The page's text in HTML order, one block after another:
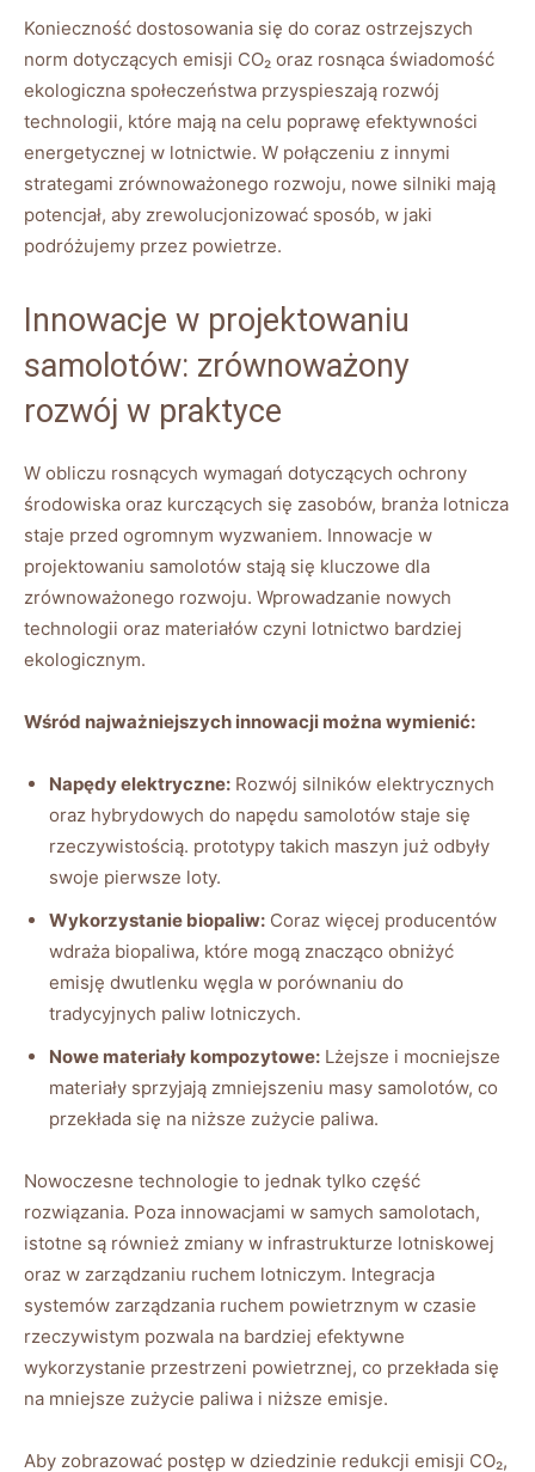
Konieczność dostosowania się‌ do coraz ostrzejszych
norm dotyczących ‌emisji CO₂ oraz rosnąca świadomość
ekologiczna społeczeństwa przyspieszają rozwój
technologii, które mają na celu poprawę efektywności
energetycznej w lotnictwie. W połączeniu z ⁢innymi
strategami zrównoważonego rozwoju, ​nowe ‍silniki ⁤mają
potencjał, aby zrewolucjonizować sposób, w jaki
podróżujemy przez powietrze.
Innowacje‍ w⁣ projektowaniu
samolotów: zrównoważony⁣
rozwój⁤ w praktyce
W obliczu‌ rosnących wymagań dotyczących ochrony
środowiska oraz ⁣kurczących się⁤ zasobów, branża ⁢lotnicza
‌staje przed ogromnym wyzwaniem. ⁢Innowacje w
projektowaniu samolotów stają się ⁣kluczowe dla
zrównoważonego rozwoju. Wprowadzanie nowych
technologii oraz materiałów czyni ⁤lotnictwo bardziej
ekologicznym.
Wśród najważniejszych​ innowacji można wymienić:
Napędy elektryczne: Rozwój silników elektrycznych
oraz hybrydowych do napędu ⁤samolotów staje ​się
rzeczywistością. prototypy takich ‍maszyn już ⁤odbyły
swoje ​pierwsze loty.
Wykorzystanie biopaliw: Coraz więcej producentów
wdraża biopaliwa,⁢ które mogą ⁤znacząco⁢ obniżyć
emisję dwutlenku węgla⁣ w porównaniu do
tradycyjnych paliw lotniczych.
Nowe materiały kompozytowe: Lżejsze i ⁣mocniejsze
materiały sprzyjają ​zmniejszeniu masy ‌samolotów, co‌
przekłada się na niższe ‍zużycie paliwa.
Nowoczesne technologie to ​jednak tylko część
rozwiązania. Poza innowacjami w samych⁢ samolotach,
istotne ​są również zmiany ‌w infrastrukturze lotniskowej
oraz w zarządzaniu ruchem lotniczym. Integracja
systemów zarządzania ruchem​ powietrznym ⁤w‍ czasie ​
rzeczywistym pozwala na‍ bardziej efektywne
wykorzystanie przestrzeni powietrznej, co przekłada​ się
na mniejsze zużycie paliwa i niższe emisje.
Aby zobrazować postęp‌ w dziedzinie redukcji emisji CO₂,